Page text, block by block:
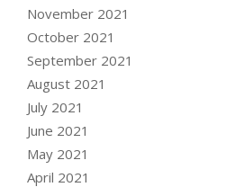
November 2021
October 2021
September 2021
August 2021
July 2021
June 2021
May 2021
April 2021